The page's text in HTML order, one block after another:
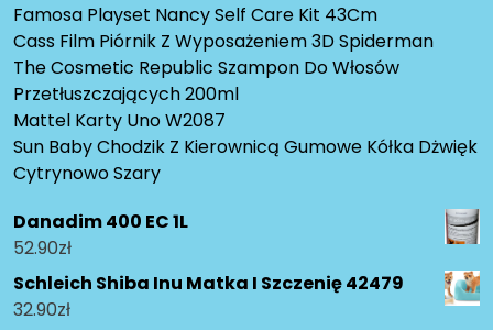
Famosa Playset Nancy Self Care Kit 43Cm
Cass Film Piórnik Z Wyposażeniem 3D Spiderman
The Cosmetic Republic Szampon Do Włosów
Przetłuszczających 200ml
Mattel Karty Uno W2087
Sun Baby Chodzik Z Kierownicą Gumowe Kółka Dżwięk
Cytrynowo Szary
Danadim 400 EC 1L
52.90zł
Schleich Shiba Inu Matka I Szczenię 42479
32.90zł